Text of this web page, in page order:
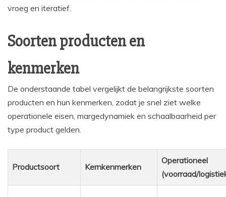
vroeg en iteratief.
Soorten producten en
kenmerken
De onderstaande tabel vergelijkt de belangrijkste soorten
producten en hun kenmerken, zodat je snel ziet welke
operationele eisen, margedynamiek en schaalbaarheid per
type product gelden.
Productsoort Kernkenmerken
Operationeel
(voorraad/